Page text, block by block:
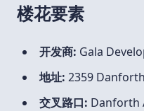
楼花要素
开发商: Gala
地址: 2359
交叉路口: Danforth